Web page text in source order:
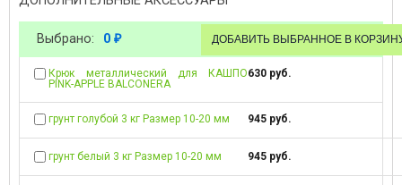
Выбрано: 0 ₽
Крюк металлический для КАШПО
PINK-APPLE BALCONERA
630 руб.
грунт голубой 3 кг Размер 10-20 мм 945 руб.
грунт белый 3 кг Размер 10-20 мм 945 руб.